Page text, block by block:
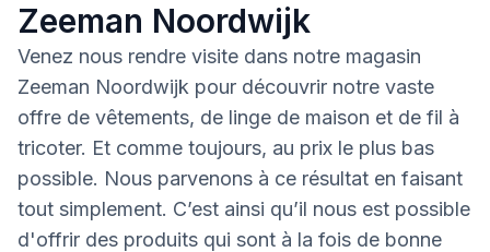
Zeeman Noordwijk
Venez nous rendre visite dans notre magasin
Zeeman Noordwijk pour découvrir notre vaste
offre de vêtements, de linge de maison et de fil à
tricoter. Et comme toujours, au prix le plus bas
possible. Nous parvenons à ce résultat en faisant
tout simplement. C’est ainsi qu’il nous est possible
d'offrir des produits qui sont à la fois de bonne